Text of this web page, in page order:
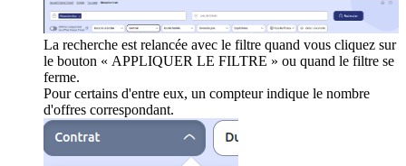
La recherche est relancée avec le filtre quand vous cliquez sur
le bouton « APPLIQUER LE FILTRE » ou quand le filtre se
ferme.
Pour certains d'entre eux, un compteur indique le nombre
d'offres correspondant.